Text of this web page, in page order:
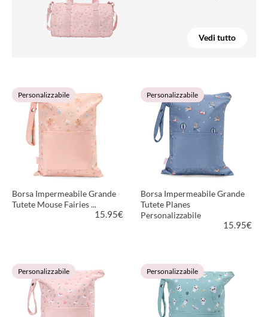
Vedi tutto
Personalizzabile
Borsa Impermeabile Grande
Tutete Mouse Fairies ...
15.95€
VEDI PRODOTTO
Personalizzabile
Borsa Impermeabile Grande
Tutete Planes
Personalizzabile
15.95€
VEDI PRODOTTO
Personalizzabile Personalizzabile